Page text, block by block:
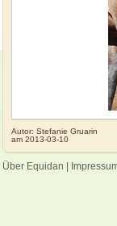
Autor: Stefanie Gruarin
am 2013-03-10
Über Equidan